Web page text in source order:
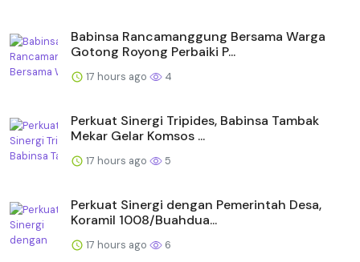
Babinsa Rancamanggung Bersama Warga
Gotong Royong Perbaiki P...
17 hours ago 4
Perkuat Sinergi Tripides, Babinsa Tambak
Mekar Gelar Komsos ...
17 hours ago 5
Perkuat Sinergi dengan Pemerintah Desa,
Koramil 1008/Buahdua...
17 hours ago 6